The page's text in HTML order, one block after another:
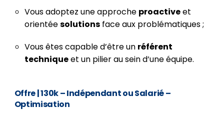
Vous adoptez une approche proactiveet
orientéesolutionsface aux problématiques ;
Vous êtes capable d’être un référent
techniqueet un pilier au sein d’une équipe.
Offre| 130k – Indépendant ou Salarié –
Optimisation